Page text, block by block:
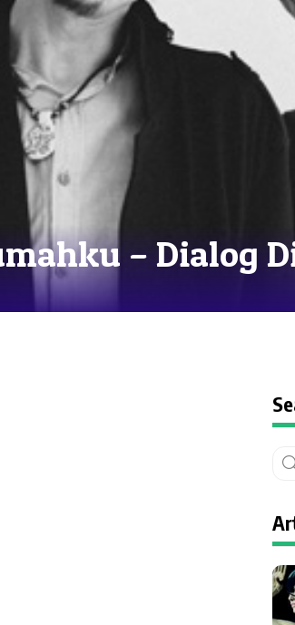
– Dialog